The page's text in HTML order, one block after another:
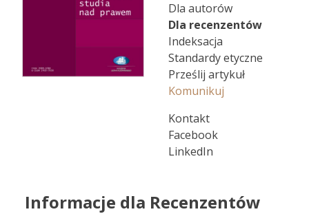
Dla autorów
Dla recenzentów
Indeksacja
Standardy etyczne
Prześlij artykuł
Komunikuj
Kontakt
Facebook
LinkedIn
Informacje dla Recenzentów